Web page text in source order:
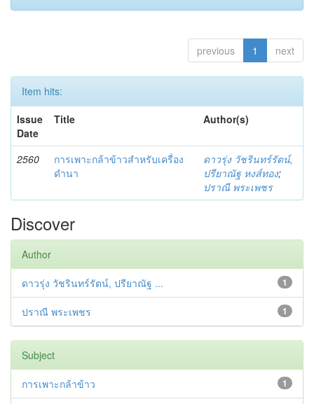
previous 1 next
Item hits:
Issue
Date
Title Author(s)
2560
การเพาะกล้าข้าวสำหรับเครื่อง
ดำนา
ดาวรุ่ง วัชรินทร์รัตน์,
ปรียาณัฐ หงส์ทอง;
ปราณี พระเพชร
Discover
Author
1
ดาวรุ่ง วัชรินทร์รัตน์, ปรียาณัฐ ...
1
ปราณี พระเพชร
Subject
1
การเพาะกล้าข้าว